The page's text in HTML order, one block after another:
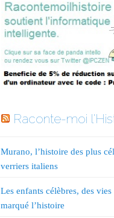
Raconte-moi
Murano, l’histoire des plus
verriers italiens
Les enfants célèbres, des
marqué l’histoire